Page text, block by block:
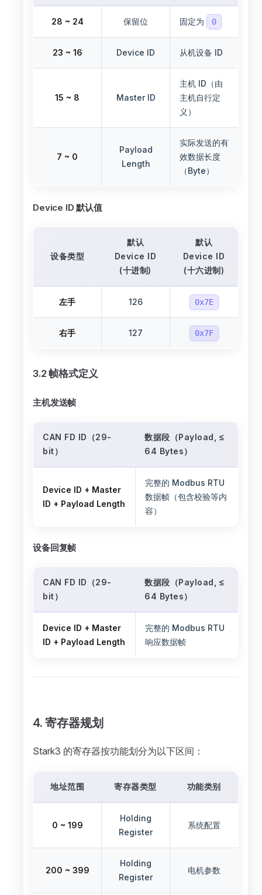
28 ~ 24 保留位 固定为 0
23 ~ 16 Device ID 从机设备 ID
15 ~ 8 Master ID
主机 ID（由
主机自行定
义）
7 ~ 0
Payload
Length
实际发送的有
效数据长度
（Byte）
Device ID 默认值
设备类型
默认
Device ID
(十进制)
默认
Device ID
(十六进制)
左手 126 0x7E
右手 127 0x7F
3.2 帧格式定义
主机发送帧
CAN FD ID（29-
bit）
数据段（Payload, ≤
64 Bytes）
Device ID + Master
ID + Payload Length
完整的 Modbus RTU
数据帧（包含校验等内
容）
设备回复帧
CAN FD ID（29-
bit）
数据段（Payload, ≤
64 Bytes）
Device ID + Master
ID + Payload Length
完整的 Modbus RTU
响应数据帧
4. 寄存器规划
Stark3 的寄存器按功能划分为以下区间：
地址范围 寄存器类型 功能类别
0 ~ 199
Holding
Register
系统配置
200 ~ 399
Holding
Register
电机参数